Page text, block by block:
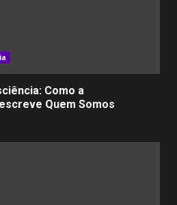
Como a
Quem Somos